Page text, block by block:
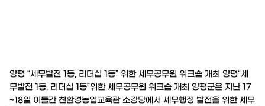
양평 “세무발전 1등, 리더십 1등” 위한 세무공무원 워크숍 개최 양평“세
무발전 1등, 리더십 1등”위한 세무공무원 워크숍 개최 양평군은 지난 17
~18일 이틀간 친환경농업교육관 소강당에서 세무행정 발전을 위한 세무